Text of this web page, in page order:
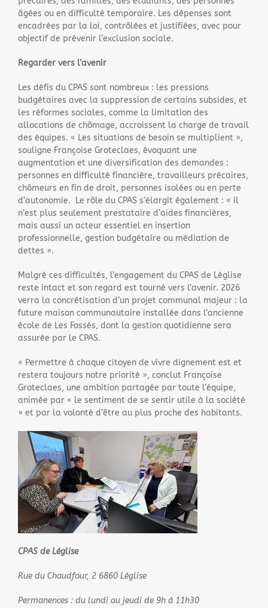
âgées ou en difficulté temporaire. Les dépenses sont
encadrées par la loi, contrôlées et justifiées, avec pour
objectif de prévenir l’exclusion sociale.
Regarder vers l’avenir
Les défis du CPAS sont nombreux : les pressions
budgétaires avec la suppression de certains subsides, et
les réformes sociales, comme la limitation des
allocations de chômage, accroissent la charge de travail
des équipes. « Les situations de besoin se multiplient »,
souligne Françoise Groteclaes, évoquant une
augmentation et une diversification des demandes :
personnes en difficulté financière, travailleurs précaires,
chômeurs en fin de droit, personnes isolées ou en perte
d’autonomie. Le rôle du CPAS s’élargit également : « il
n’est plus seulement prestataire d’aides financières,
mais aussi un acteur essentiel en insertion
professionnelle, gestion budgétaire ou médiation de
dettes ».
Malgré ces difficultés, l’engagement du CPAS de Léglise
reste intact et son regard est tourné vers l’avenir. 2026
verra la concrétisation d’un projet communal majeur : la
future maison communautaire installée dans l’ancienne
école de Les Fossés, dont la gestion quotidienne sera
assurée par le CPAS.
« Permettre à chaque citoyen de vivre dignement est et
restera toujours notre priorité », conclut Françoise
Groteclaes, une ambition partagée par toute l’équipe,
animée par « le sentiment de se sentir utile à la société
» et par la volonté d’être au plus proche des habitants.
CPAS de Léglise
Rue du Chaudfour, 2 6860 Léglise
Permanences : du lundi au jeudi de 9h à 11h30